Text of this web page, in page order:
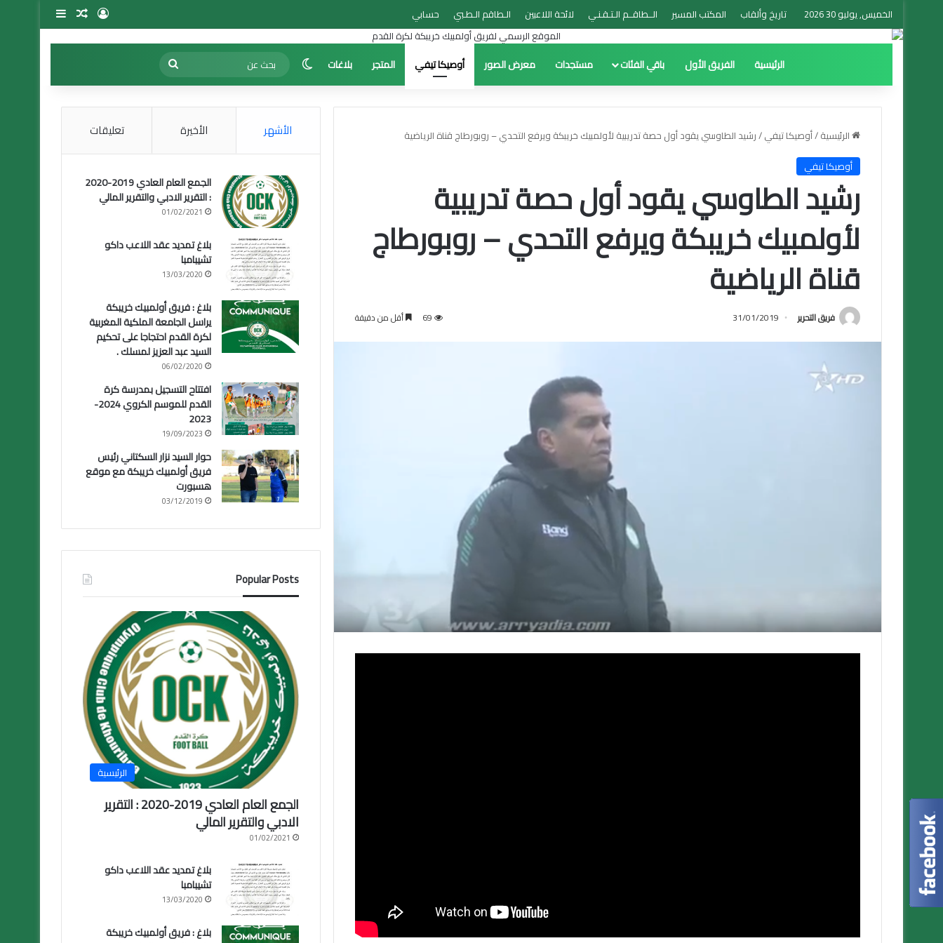
الخميس, يوليو 30 2026 تاريخ وألقاب المكتب المسير الــطاقــم الـتـقـنـي لائحة اللاعبين الـطاقم الـطـبي حسابي تسجيل الدخول
مقال عشوائي
إضافة
الرئيسية الفريق الأول باقي الفئات مستجدات معرض الصور أوصيكا تيفي المتجر بلاغات الوضع المظلم
بحث
عن
الرئيسية/أوصيكا تيفي/رشيد الطاوسي يقود أول حصة تدريبية لأولمبيك خريبكة ويرفع التحدي – روبورطاج قناة الرياضية
أوصيكا تيفي
رشيد الطاوسي يقود أول حصة تدريبية
لأولمبيك خريبكة ويرفع التحدي – روبورطاج
قناة الرياضية
فريق التحرير 31/01/2019
69 أقل من دقيقة
الأشهر الأخيرة تعليقات
الجمع العام العادي 2019-2020
: التقرير الادبي والتقرير المالي
01/02/2021
بلاغ تمديد عقد اللاعب داكو
تشيبامبا
13/03/2020
بلاغ : فريق أولمبيك خريبكة
يراسل الجامعة الملكية المغربية
لكرة القدم احتجاجا على تحكيم
السيد عبد العزيز لمسلك .
06/02/2020
افتتاح التسجيل بمدرسة كرة
القدم للموسم الكروي 2024-
2023
19/09/2023
حوار السيد نزار السكتاني رئيس
فريق أولمبيك خريبكة مع موقع
هسبورت
03/12/2019
Popular Posts
الرئيسية
الجمع العام العادي 2019-2020 : التقرير
الادبي والتقرير المالي
01/02/2021
بلاغ تمديد عقد اللاعب داكو
تشيبامبا
13/03/2020
بلاغ : فريق أولمبيك خريبكة